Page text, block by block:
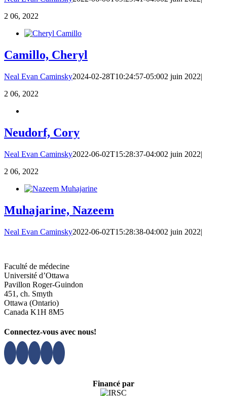
2 06, 2022
Camillo, Cheryl
Neal Evan Caminsky2024-02-28T10:24:57-05:002 juin 2022|
2 06, 2022
Neudorf, Cory
Neal Evan Caminsky2022-06-02T15:28:37-04:002 juin 2022|
2 06, 2022
Muhajarine, Nazeem
Neal Evan Caminsky2022-06-02T15:28:38-04:002 juin 2022|
Faculté de médecine
Université d’Ottawa
Pavillon Roger-Guindon
451, ch. Smyth
Ottawa (Ontario)
Canada K1H 8M5
Connectez-vous avec nous!
Financé par